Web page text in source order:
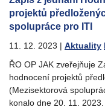
projektů
spolupráce pro ITI
11. 12. 2023 | Aktuality
ŘO OP JAK zveřejňuje
hodnocení projektů
(Mezisektorová
konalo dne 20. 11.